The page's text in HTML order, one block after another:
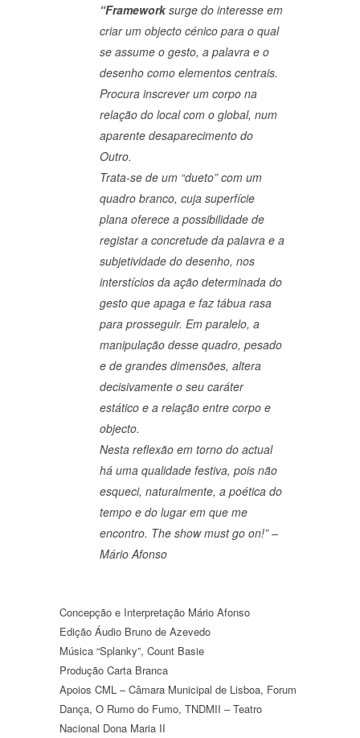
“Frameworksurge do interesse em
criar um objecto cénico para o qual
se assume o gesto, a palavra e o
desenho como elementos centrais.
Procura inscrever um corpo na
relação do local com o global, num
aparente desaparecimento do
Outro.
Trata-se de um “dueto” com um
quadro branco, cuja superfície
plana oferece a possibilidade de
registar a concretude da palavra e a
subjetividade do desenho, nos
interstícios da ação determinada do
gesto que apaga e faz tábua rasa
para prosseguir. Em paralelo, a
manipulação desse quadro, pesado
e de grandes dimensões, altera
decisivamente o seu caráter
estático e a relação entre corpo e
objecto.
Nesta reflexão em torno do actual
há uma qualidade festiva, pois não
esqueci, naturalmente, a poética do
tempo e do lugar em que me
encontro. The show must go on!” –
Mário Afonso
Concepção e Interpretação Mário Afonso
Edição Áudio Bruno de Azevedo
Música “Splanky”, Count Basie
Produção Carta Branca
Apoios CML – Câmara Municipal de Lisboa, Forum
Dança, O Rumo do Fumo, TNDMII – Teatro
Nacional Dona Maria II